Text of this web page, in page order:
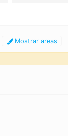
Mostrar areas